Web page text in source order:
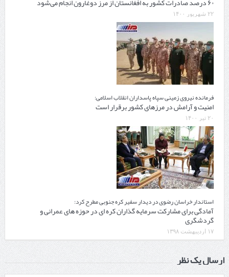
۲۲ شهریور ۱۴۰۰
فرمانده نیروی زمینی سپاه پاسداران انقلاب اسلامی:
امنیت و آرامش در مرزهای کشور برقرار است
۲۰ تیر ۱۴۰۰
استاندار خراسان رضوی در دیدار سفیر کره جنوبی مطرح کرد:
آمادگی برای مشارکت سرمایه گذاران کره ای در حوزه های عمرانی و
گردشگری
۱۷ اردیبهشت ۱۳۹۸
ارسال یک نظر